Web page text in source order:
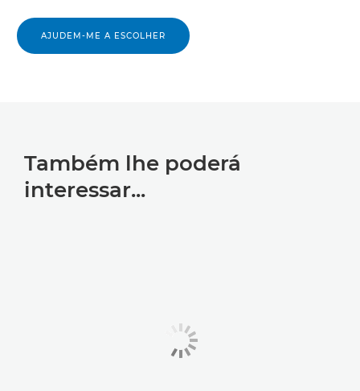
AJUDEM-ME A ESCOLHER
Também lhe poderá
interessar...